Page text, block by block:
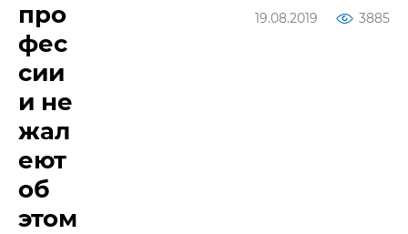
про
фес
сии
и не
жал
еют
об
этом
19.08.2019 3885